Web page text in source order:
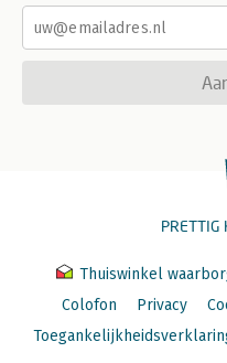
PRETTIG
Thuiswinkel
Colofon
Privacy